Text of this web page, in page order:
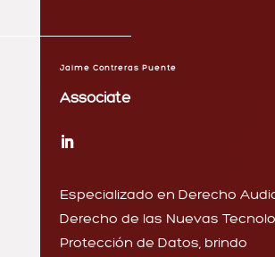
Jaime Contreras Puente
Associate
Especializado en Derecho
Derecho de las Nuevas
Protección de Datos, brindo